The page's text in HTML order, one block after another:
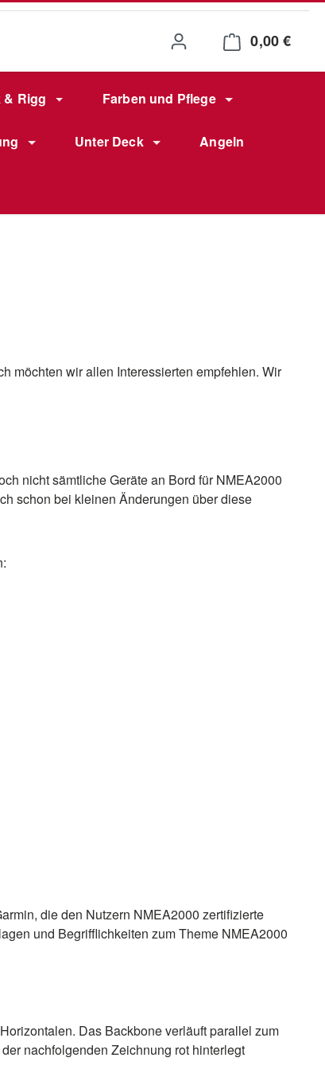
0,00 €
& Rigg Farben und Pflege
Unter Deck Angeln
möchten wir allen Interessierten empfehlen. Wir
nicht sämtliche Geräte an Bord für NMEA2000
schon bei kleinen Änderungen über diese
die den Nutzern NMEA2000 zertifizierte
und Begrifflichkeiten zum Theme NMEA2000
Das Backbone verläuft parallel zum
nachfolgenden Zeichnung rot hinterlegt